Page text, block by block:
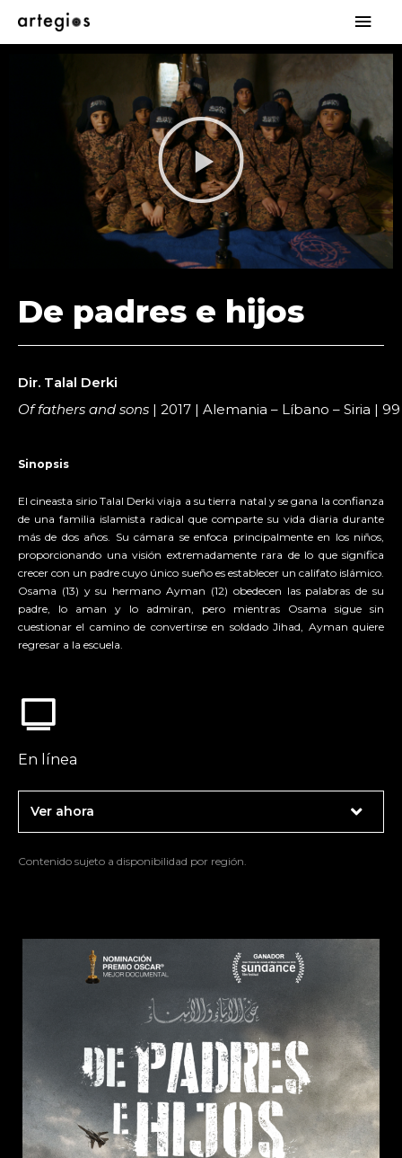
De padres e hijos
Dir. Talal Derki
Of fathers and sons | 2017 | Alemania – Líbano – Siria |
Sinopsis
El cineasta sirio Talal Derki viaja a su tierra natal y se gana la confianza
de una familia islamista radical que comparte su vida diaria durante
más de dos años. Su cámara se enfoca principalmente en los niños,
proporcionando una visión extremadamente rara de lo que significa
crecer con un padre cuyo único sueño es establecer un califato islámico.
Osama (13) y su hermano Ayman (12) obedecen las palabras de su
padre, lo aman y lo admiran, pero mientras Osama sigue sin
cuestionar el camino de convertirse en soldado Jihad, Ayman quiere
regresar a la escuela.
En línea
Ver ahora
Contenido sujeto a disponibilidad por región.